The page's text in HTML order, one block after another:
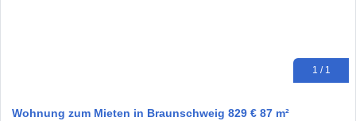
1 / 1
Wohnung zum Mieten in Braunschweig 829 € 87 m²